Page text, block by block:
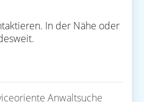
In der Nähe oder
Anwaltsuche